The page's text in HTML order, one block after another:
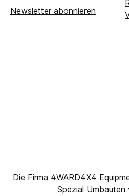
Newsletter abonnieren
Die Firma 4WARD4X4
Spezial